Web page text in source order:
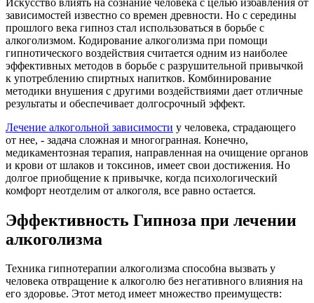
зависимостей известно со времен древности. Но с середины
прошлого века гипноз стал использоваться в борьбе с
алкоголизмом. Кодирование алкоголизма при помощи
гипнотического воздействия считается одним из наиболее
эффективных методов в борьбе с разрушительной привычкой
к употреблению спиртных напитков. Комбинирование
методики внушения с другими воздействиями дает отличные
результаты и обеспечивает долгосрочный эффект.
Лечение алкогольной зависимости у человека, страдающего
от нее, - задача сложная и многогранная. Конечно,
медикаментозная терапия, направленная на очищение органов
и крови от шлаков и токсинов, имеет свои достижения. Но
долгое приобщение к привычке, когда психологический
комфорт неотделим от алкоголя, все равно остается.
Эффективность Гипноза при лечении
алкоголизма
Техника гипнотерапии алкоголизма способна вызвать у
человека отвращение к алкоголю без негативного влияния на
его здоровье. Этот метод имеет множество преимуществ: